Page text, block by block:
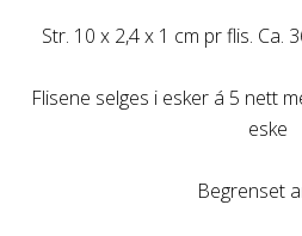
Str. 10 x 2,4 x 1 cm pr flis. Ca.
Flisene selges i eskerá 5 nett
eske
Begrenset